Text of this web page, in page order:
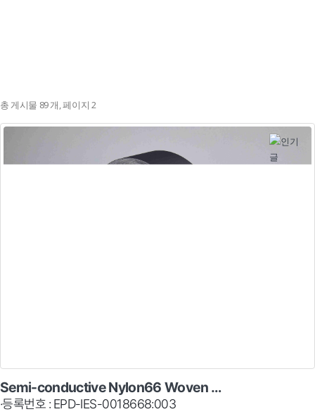
총 게시물 89 개, 페이지 2
Semi-conductive Nylon66 Woven …
·등록번호 : EPD-IES-0018668:003